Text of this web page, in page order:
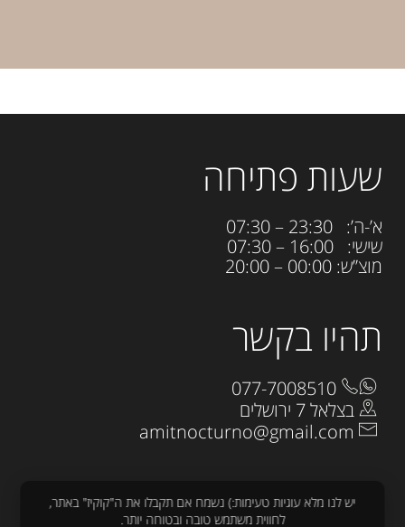
תהיו בקשר
בצלאל 7 ירושלים
שעות פתיחה
א’-ה’: 23:30 – 07:30
שישי: 16:00 – 07:30
מוצ”ש: 00:00 – 20:00
יש לנו מלא עוגיות טעימות:) נשמח אם תקבלו את ה"קוקיז" באתר,
לחווית משתמש טובה ובטוחה יותר.